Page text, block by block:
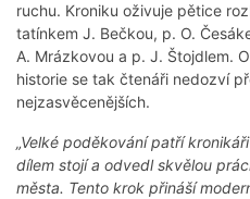
ruchu. Kroniku oživuje pětice
tatínkem J. Bečkou, p. O.
A. Mrázkovou a p. J. Štojdlem.
historie se tak čtenáři nedozví
nejzasvěcenějších.
„Velké poděkování patří
dílem stojí a odvedl skvělou
města. Tento krok přináší